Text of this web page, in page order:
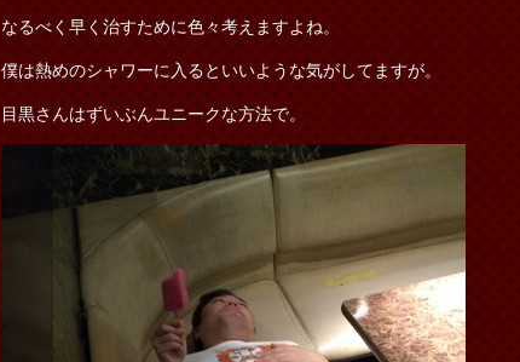
なるべく早く治すために色々考えますよね。
僕は熱めのシャワーに入るといいような気がしてますが。
目黒さんはずいぶんユニークな方法で。